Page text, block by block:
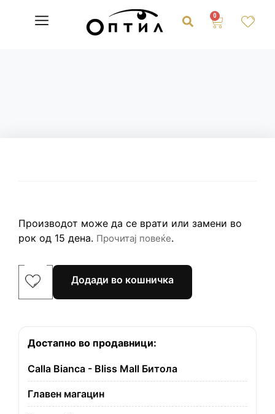
0
Додади во кошничка
Производот може да се врати или замени во
рок од 15 дена. Прочитај повеќе.
Достапно во продавници:
Calla Bianca - Bliss Mall Битола
Главен магацин